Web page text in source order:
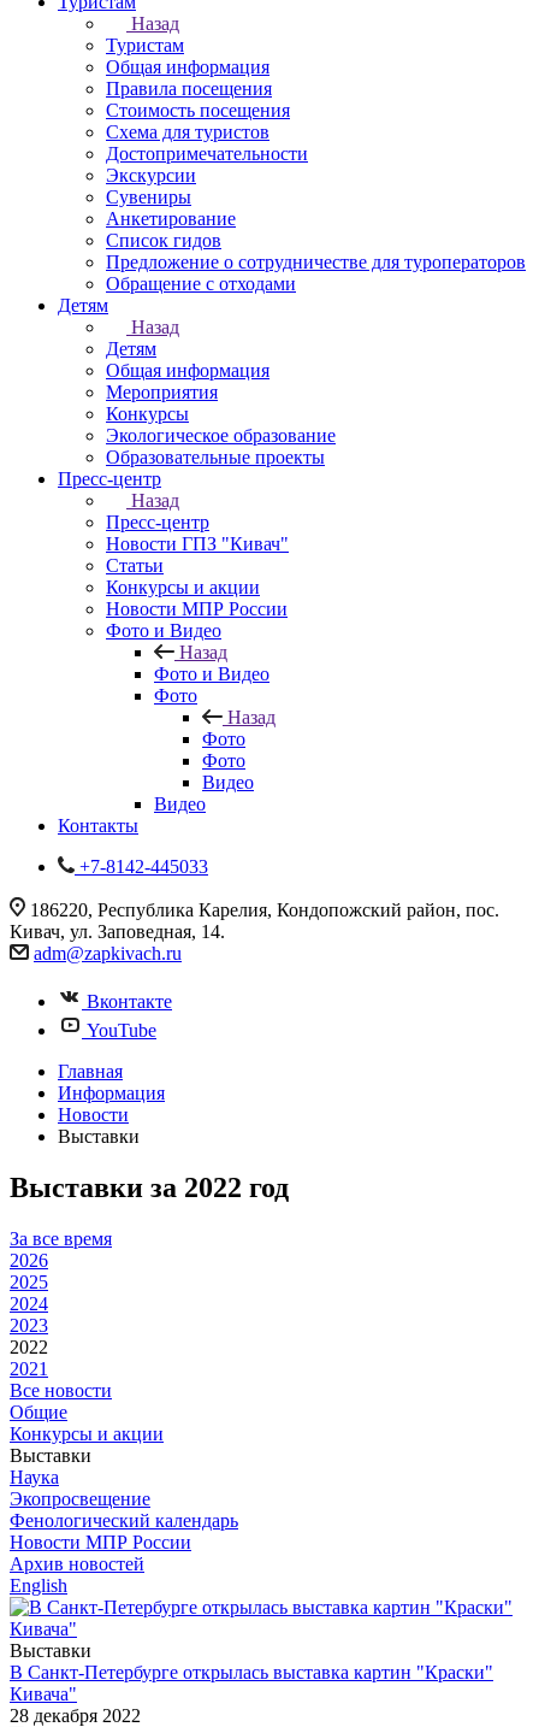
Назад
Туристам
Общая информация
Правила посещения
Стоимость посещения
Схема для туристов
Достопримечательности
Экскурсии
Сувениры
Анкетирование
Список гидов
Предложение о сотрудничестве для туроператоров
Обращение с отходами
Детям
Назад
Детям
Общая информация
Мероприятия
Конкурсы
Экологическое образование
Образовательные проекты
Пресс-центр
Назад
Пресс-центр
Новости ГПЗ "Кивач"
Статьи
Конкурсы и акции
Новости МПР России
Фото и Видео
Назад
Фото и Видео
Фото
Назад
Фото
Фото
Видео
Видео
Контакты
+7-8142-445033
186220, Республика Карелия, Кондопожский район, пос.
Кивач, ул. Заповедная, 14.
adm@zapkivach.ru
Вконтакте
YouTube
Главная
Информация
Новости
Выставки
Выставки за 2022 год
За все время
2026
2025
2024
2023
2022
2021
Все новости
Общие
Конкурсы и акции
Выставки
Наука
Экопросвещение
Фенологический календарь
Новости МПР России
Архив новостей
English
Выставки
В Санкт-Петербурге открылась выставка картин "Краски"
Кивача"
28 декабря 2022